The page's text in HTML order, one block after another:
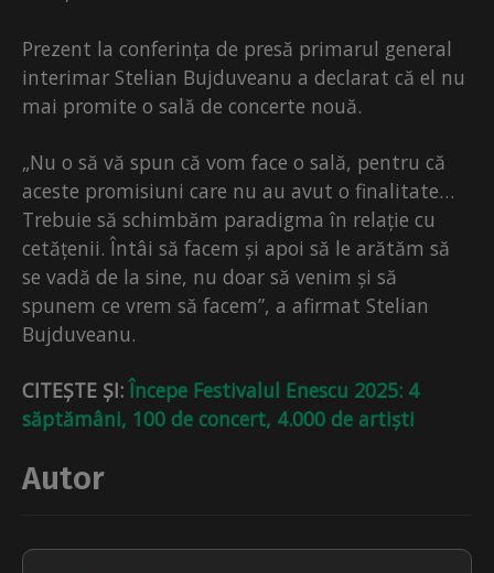
Prezent la conferința de presă primarul general
interimar Stelian Bujduveanu a declarat că el nu
mai promite o sală de concerte nouă.
„Nu o să vă spun că vom face o sală, pentru că
aceste promisiuni care nu au avut o finalitate…
Trebuie să schimbăm paradigma în relație cu
cetățenii. Întâi să facem și apoi să le arătăm să
se vadă de la sine, nu doar să venim și să
spunem ce vrem să facem”, a afirmat Stelian
Bujduveanu.
CITEȘTE ȘI: Începe Festivalul Enescu 2025: 4
săptămâni, 100 de concert, 4.000 de artiști
Autor